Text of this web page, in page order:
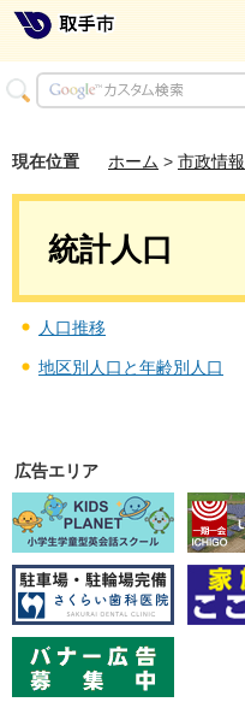
現在位置 ホーム > 市政情報
統計人口
人口推移
地区別人口と年齢別人口
広告エリア